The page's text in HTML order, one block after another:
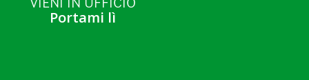
Portami lì